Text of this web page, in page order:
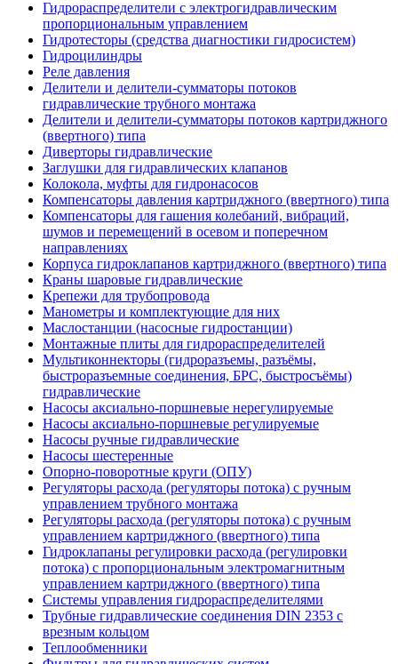
Гидрораспределители с электрогидравлическим
пропорциональным управлением
Гидротесторы (средства диагностики гидросистем)
Гидроцилиндры
Реле давления
Делители и делители-сумматоры потоков
гидравлические трубного монтажа
Делители и делители-сумматоры потоков картриджного
(ввертного) типа
Диверторы гидравлические
Заглушки для гидравлических клапанов
Колокола, муфты для гидронасосов
Компенсаторы давления картриджного (ввертного) типа
Компенсаторы для гашения колебаний, вибраций,
шумов и перемещений в осевом и поперечном
направлениях
Корпуса гидроклапанов картриджного (ввертного) типа
Краны шаровые гидравлические
Крепежи для трубопровода
Манометры и комплектующие для них
Маслостанции (насосные гидростанции)
Монтажные плиты для гидрораспределителей
Мультиконнекторы (гидроразъемы, разъёмы,
быстроразъемные соединения, БРС, быстросъёмы)
гидравлические
Насосы аксиально-поршневые нерегулируемые
Насосы аксиально-поршневые регулируемые
Насосы ручные гидравлические
Насосы шестеренные
Опорно-поворотные круги (ОПУ)
Регуляторы расхода (регуляторы потока) с ручным
управлением трубного монтажа
Регуляторы расхода (регуляторы потока) с ручным
управлением картриджного (ввертного) типа
Гидроклапаны регулировки расхода (регулировки
потока) с пропорциональным электромагнитным
управлением картриджного (ввертного) типа
Системы управления гидрораспределителями
Трубные гидравлические соединения DIN 2353 с
врезным кольцом
Теплообменники